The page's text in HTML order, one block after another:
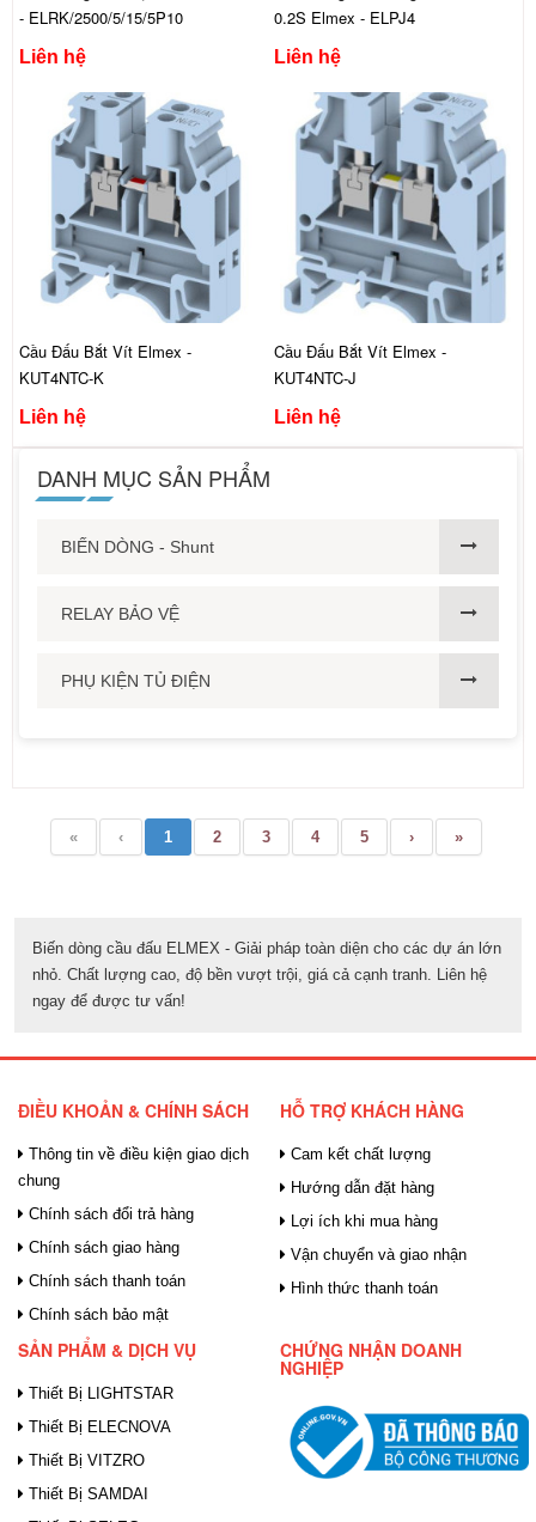
- ELRK/2500/5/15/5P10
Liên hệ
0.2S Elmex - ELPJ4
Liên hệ
Cầu Đấu Bắt Vít Elmex -
KUT4NTC-K
Liên hệ
Cầu Đấu Bắt Vít Elmex -
KUT4NTC-J
Liên hệ
DANH MỤC SẢN PHẨM
BIẾN DÒNG - Shunt
RELAY BẢO VỆ
PHỤ KIỆN TỦ ĐIỆN
« ‹ 1 2 3 4 5 › »
Biến dòng cầu đấu ELMEX - Giải pháp toàn diện cho các dự án lớn
nhỏ. Chất lượng cao, độ bền vượt trội, giá cả cạnh tranh. Liên hệ
ngay để được tư vấn!
ĐIỀU KHOẢN & CHÍNH SÁCH
Thông tin về điều kiện giao dịch
chung
Chính sách đổi trả hàng
Chính sách giao hàng
Chính sách thanh toán
Chính sách bảo mật
HỖ TRỢ KHÁCH HÀNG
Cam kết chất lượng
Hướng dẫn đặt hàng
Lợi ích khi mua hàng
Vận chuyển và giao nhận
Hình thức thanh toán
SẢN PHẨM & DỊCH VỤ
Thiết Bị LIGHTSTAR
Thiết Bị ELECNOVA
Thiết Bị VITZRO
Thiết Bị SAMDAI
CHỨNG NHẬN DOANH
NGHIỆP